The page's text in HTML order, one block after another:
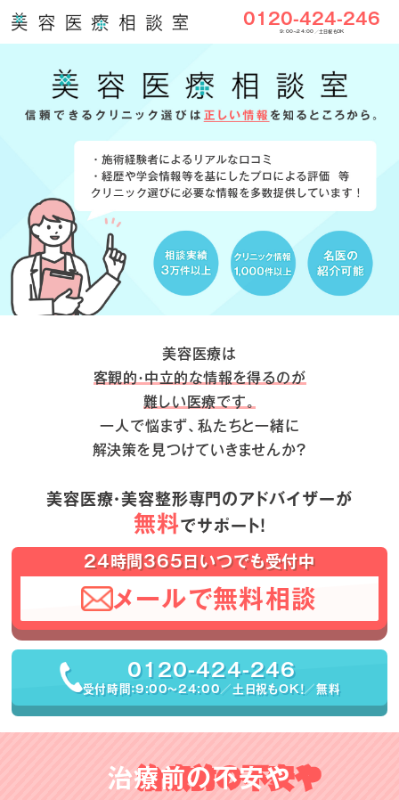
0120-424-246
9:00〜24:00／土日祝もOK
美容医療は
客観的・中立的な情報を得るのが
難しい医療です。
一人で悩まず、私たちと一緒に
解決策を見つけていきませんか？
美容医療・美容整形専門のアドバイザーが
無料でサポート！
24時間365日いつでも受付中
メールで無料相談
0120-424-246
受付時間：9:00〜24:00／土日祝もOK！／無料
治療前の不安や